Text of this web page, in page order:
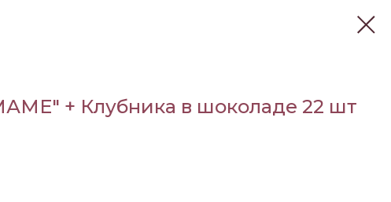
+ Клубника в шоколаде 22 шт